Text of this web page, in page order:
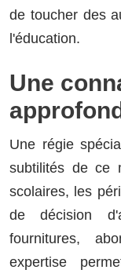
de toucher des
l'éducation.
Une
Une régie
subtilités de ce
scolaires, les
de décision
fournitures,
expertise